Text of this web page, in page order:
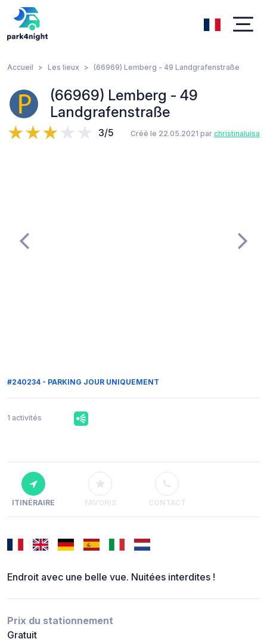
Accueil Les lieux (66969) Lemberg - 49 Landgrafenstraße
(66969) Lemberg - 49
Landgrafenstraße
3/5 Créé le 22.05.2021 par christinaluisa
#240234 - PARKING JOUR UNIQUEMENT
1 activités
ITINÉRAIRE FAVORIS CONTACT
Endroit avec une belle vue. Nuitées interdites !
Prix du stationnement
Gratuit